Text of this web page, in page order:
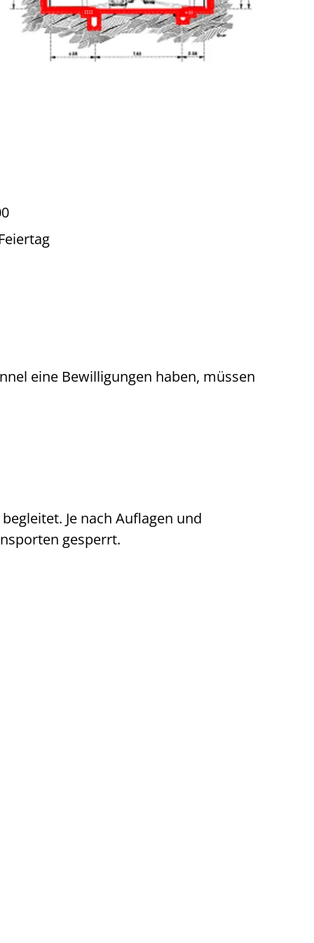
eine Bewilligungen haben, müssen
Je nach Auflagen und
gesperrt.